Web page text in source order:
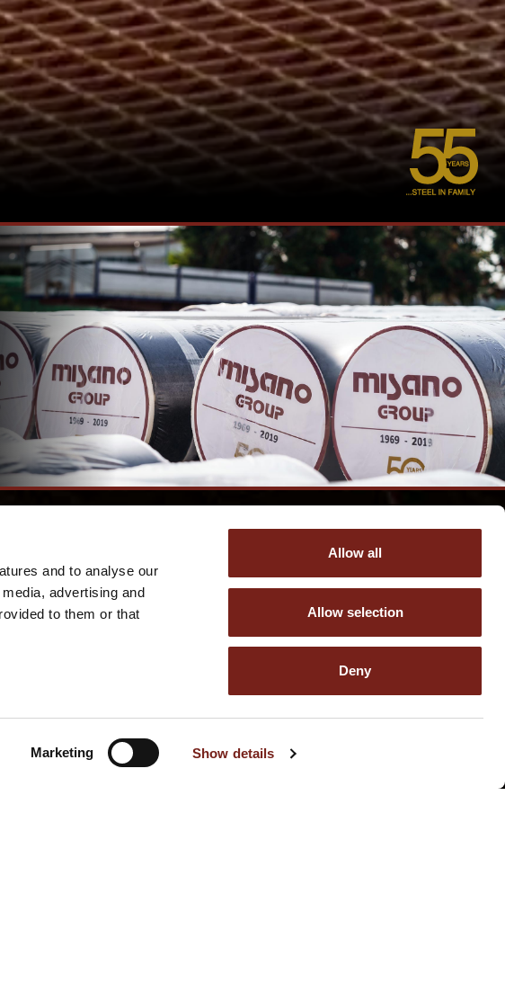
and to analyse our
advertising and
to them or that
Marketing Show details
Allow all
Allow selection
Deny
sidérurgique, reconnu non seulement pour son excellence et sa
qui nous distinguent en tant que "groupe familial" solide. Notre